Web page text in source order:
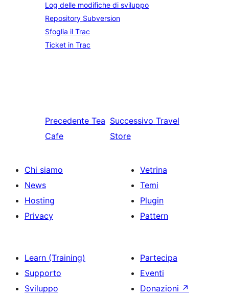
Log delle modifiche di sviluppo
Repository Subversion
Sfoglia il Trac
Ticket in Trac
Precedente Tea
Cafe
Successivo Travel
Store
Chi siamo
News
Hosting
Privacy
Vetrina
Temi
Plugin
Pattern
Learn (Training)
Supporto
Sviluppo
Partecipa
Eventi
Donazioni ↗